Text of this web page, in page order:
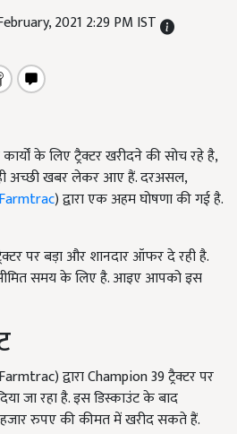
2021 2:29 PM IST
के लिए ट्रैक्टर खरीदने की सोच रहे है,
अच्छी खबर लेकर आए हैं. दरअसल,
) द्वारा एक अहम घोषणा की गई है.
पर बड़ा और शानदार ऑफर दे रही है.
समय के लिए है. आइए आपको इस
द्वारा Champion 39 ट्रैक्टर पर
जा रहा है. इस डिस्काउंट के बाद
हजार रुपए की कीमत में खरीद सकते हैं.